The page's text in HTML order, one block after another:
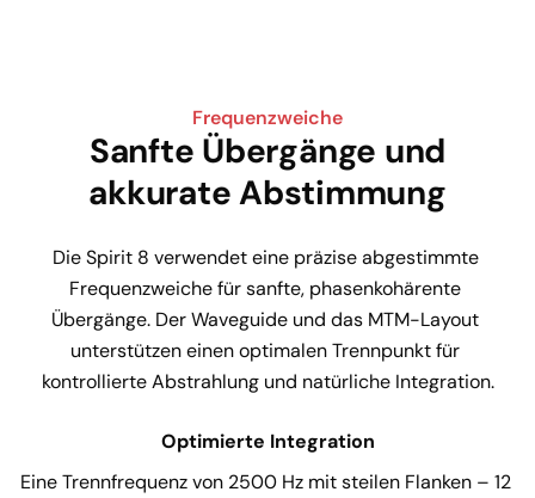
Frequenzweiche
Sanfte Übergänge und
akkurate Abstimmung
Die Spirit 8 verwendet eine präzise abgestimmte
Frequenzweiche für sanfte, phasenkohärente
Übergänge. Der Waveguide und das MTM-Layout
unterstützen einen optimalen Trennpunkt für
kontrollierte Abstrahlung und natürliche Integration.
Optimierte Integration
Eine Trennfrequenz von 2500 Hz mit steilen Flanken – 12